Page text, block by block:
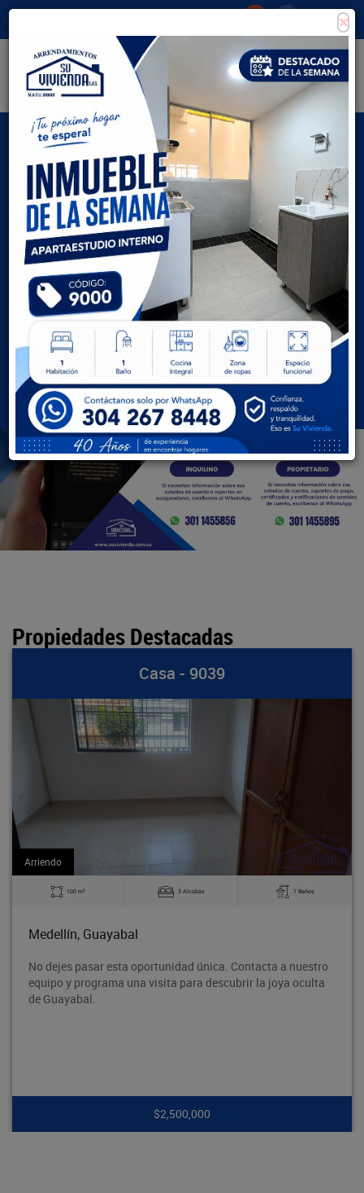
Tipo de inmueble
Todas las ciudades
AVANZADA
BUSCAR
×
Propiedades Destacadas
3 Alcobas 1 Baños
oportunidad única. Contacta a nuestro
una visita para descubrir la joya oculta
Arriendo
Bodega en
Rodeo entre la